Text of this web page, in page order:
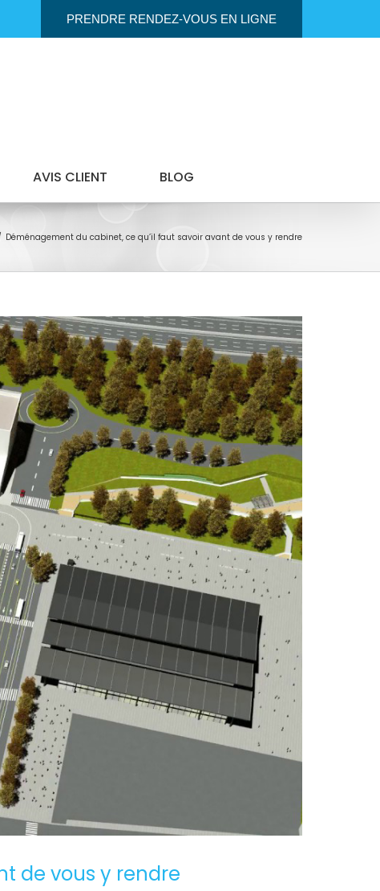
PRENDRE RENDEZ-VOUS EN LIGNE
AVIS CLIENT BLOG
Déménagement du cabinet, ce qu’il faut savoir avant de vous y rendre
de vous y rendre